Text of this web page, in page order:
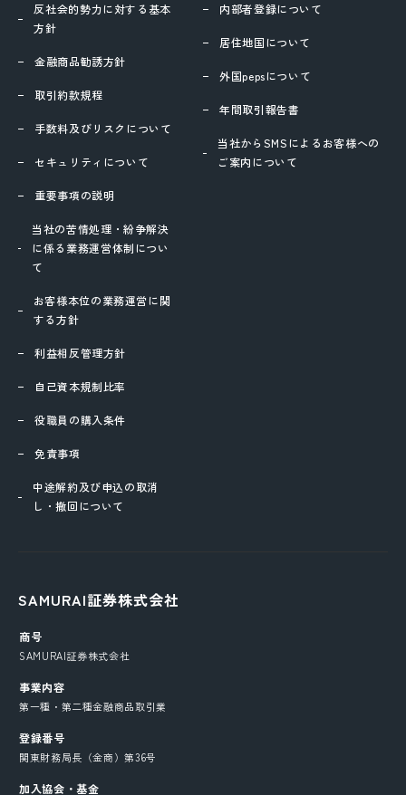
内部者登録について
居住地国について
外国pepsについて
年間取引報告書
当社からSMSによるお客様への
ご案内について
反社会的勢力に対する基本
方針
金融商品勧誘方針
取引約款規程
手数料及びリスクについて
セキュリティについて
重要事項の説明
当社の苦情処理・紛争解決
に係る業務運営体制につい
て
お客様本位の業務運営に関
する方針
利益相反管理方針
自己資本規制比率
役職員の購入条件
免責事項
中途解約及び申込の取消
し・撤回について
SAMURAI証券株式会社
商号
SAMURAI証券株式会社
事業内容
第一種・第二種金融商品取引業
登録番号
関東財務局長（金商）第36号
加入協会・基金